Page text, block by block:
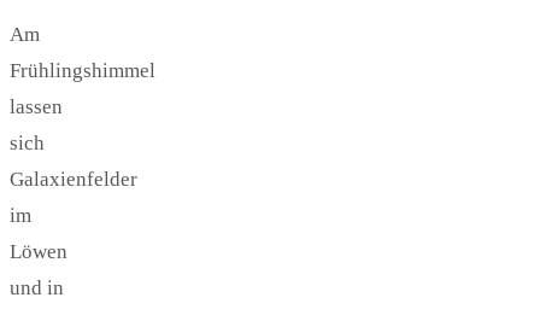
Am
Frühlingshimmel
lassen
sich
Galaxienfelder
im
Löwen
und in